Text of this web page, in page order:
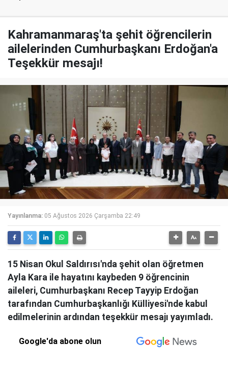
Kahramanmaraş'ta şehit öğrencilerin
ailelerinden Cumhurbaşkanı Erdoğan'a
Teşekkür mesajı!
Yayınlanma: 05 Ağustos 2026 Çarşamba 22:49
15 Nisan Okul Saldırısı'nda şehit olan öğretmen
Ayla Kara ile hayatını kaybeden 9 öğrencinin
aileleri, Cumhurbaşkanı Recep Tayyip Erdoğan
tarafından Cumhurbaşkanlığı Külliyesi'nde kabul
edilmelerinin ardından teşekkür mesajı yayımladı.
Google'da abone olun